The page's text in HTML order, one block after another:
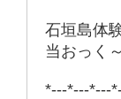
石垣島体
当おっく
*---*---*---